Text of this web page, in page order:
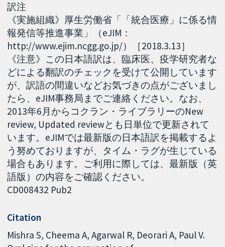
訳注
《実施組織》厚生労働省「「統合医療」に係る情
報発信等推進事業」（eJIM：
http://www.ejim.ncgg.go.jp/）［2018.3.13］
《注意》この日本語訳は、臨床医、疫学研究者な
どによる翻訳のチェックを受けて公開しています
が、訳語の間違いなどお気づきの点がございまし
たら、eJIM事務局までご連絡ください。なお、
2013年6月からコクラン・ライブラリーのNew
review, Updated reviewとも日単位で更新されて
います。eJIMでは最新版の日本語訳を掲載するよ
う努めておりますが、タイム・ラグが生じている
場合もあります。ご利用に際しては、最新版（英
語版）の内容をご確認ください。
CD008432 Pub2
Citation
Mishra S, Cheema A, Agarwal R, Deorari A, Paul V.